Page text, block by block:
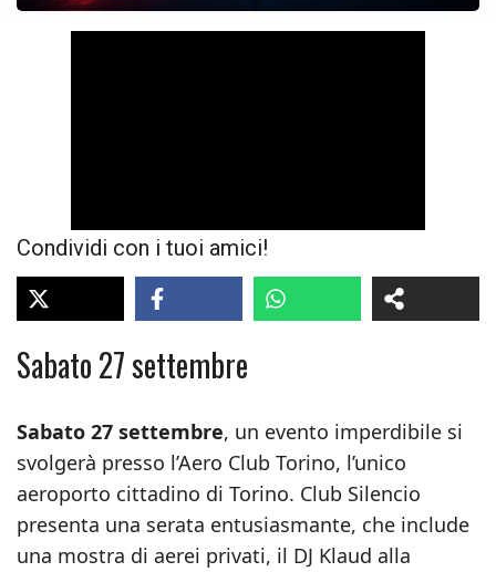
Condividi con i tuoi amici!
Sabato 27 settembre
Sabato 27 settembre, un evento imperdibile si
svolgerà presso l’Aero Club Torino, l’unico
aeroporto cittadino di Torino. Club Silencio
presenta una serata entusiasmante, che include
una mostra di aerei privati, il DJ Klaud alla